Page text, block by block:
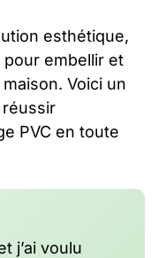
esthétique,
pour embellir et
Voici un
PVC en toute
j’ai voulu